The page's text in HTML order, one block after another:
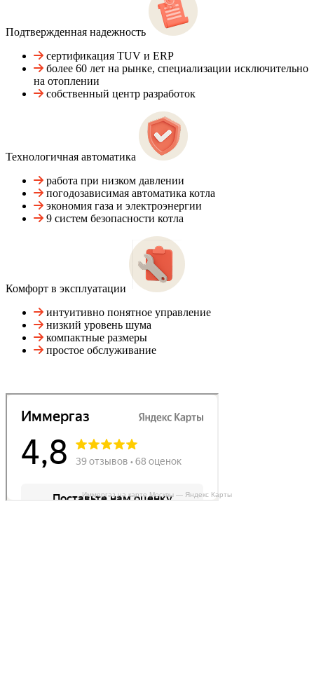
Подтвержденная надежность
сертификация TUV и ERP
более 60 лет на рынке, специализации исключительно
на отоплении
собственный центр разработок
Технологичная автоматика
работа при низком давлении
погодозависимая автоматика котла
экономия газа и электроэнергии
9 систем безопасности котла
Комфорт в эксплуатации
интуитивно понятное управление
низкий уровень шума
компактные размеры
простое обслуживание
Иммергаз на карте Москвы — Яндекс Карты